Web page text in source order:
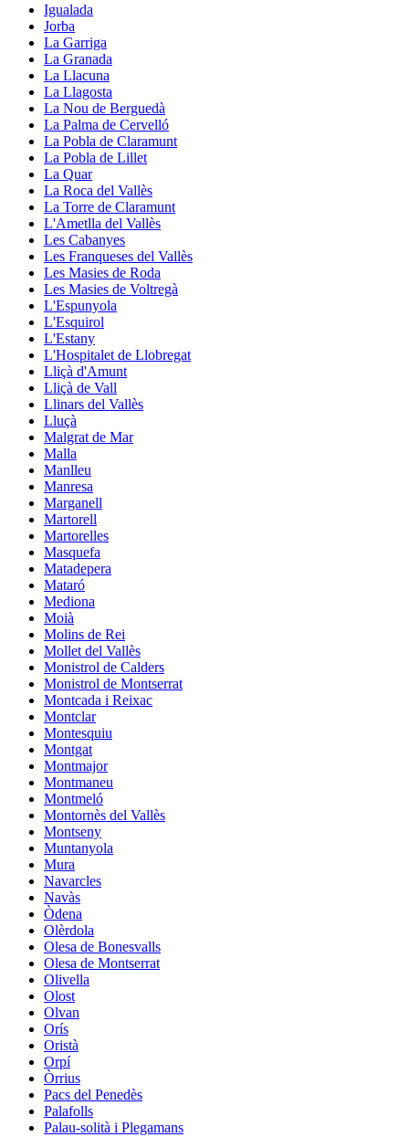
Igualada
Jorba
La Garriga
La Granada
La Llacuna
La Llagosta
La Nou de Berguedà
La Palma de Cervelló
La Pobla de Claramunt
La Pobla de Lillet
La Quar
La Roca del Vallès
La Torre de Claramunt
L'Ametlla del Vallès
Les Cabanyes
Les Franqueses del Vallès
Les Masies de Roda
Les Masies de Voltregà
L'Espunyola
L'Esquirol
L'Estany
L'Hospitalet de Llobregat
Lliçà d'Amunt
Lliçà de Vall
Llinars del Vallès
Lluçà
Malgrat de Mar
Malla
Manlleu
Manresa
Marganell
Martorell
Martorelles
Masquefa
Matadepera
Mataró
Mediona
Moià
Molins de Rei
Mollet del Vallès
Monistrol de Calders
Monistrol de Montserrat
Montcada i Reixac
Montclar
Montesquiu
Montgat
Montmajor
Montmaneu
Montmeló
Montornès del Vallès
Montseny
Muntanyola
Mura
Navarcles
Navàs
Òdena
Olèrdola
Olesa de Bonesvalls
Olesa de Montserrat
Olivella
Olost
Olvan
Orís
Oristà
Orpí
Òrrius
Pacs del Penedès
Palafolls
Palau-solità i Plegamans